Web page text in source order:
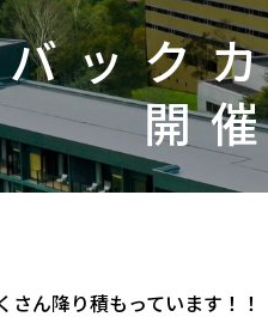
ック
開
さん降り積もっています！！